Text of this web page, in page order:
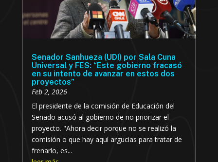
Senador Sanhueza (UDI) por Sala Cuna
Universal y FES: “Este gobierno fracasó
en su intento de avanzar en estos dos
proyectos”
Feb 2, 2026
El presidente de la comisión de Educación del
Senado acusó al gobierno de no priorizar el
proyecto. "Ahora decir porque no se realizó la
comisión o que hay aquí argucias para tratar de
frenarlo, es...